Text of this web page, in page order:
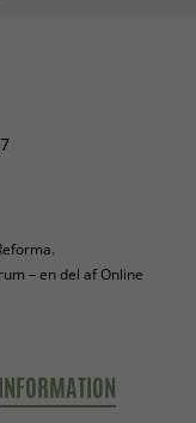
– en del af Online
INFORMATION